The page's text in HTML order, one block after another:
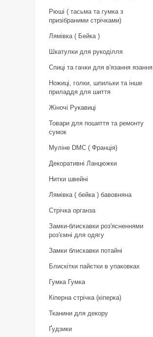
Рюші ( тасьма та гумка з
призібраними стрічками)
Лямівка ( Бейка )
Шкатулки для рукоділля
Спиці та гачки для в'язання язання
Ножиці, голки, шпильки та інше
приладдя для шиття
Жіночі Рукавиці
Товари для пошиття та ремонту
сумок
Муліне DMC ( Франція)
Декоративні Ланцюжки
Нитки швейні
Лямівка ( бейка ) бавовняна
Стрічка органза
Замки-блискавки роз'ясненнями
роз'ємні для одягу
Замки блискавки потайні
Блискітки пайєтки в упаковках
Гумка Гумка
Кіперна стрічка (кіперка)
Тканини для декору
Ґудзики